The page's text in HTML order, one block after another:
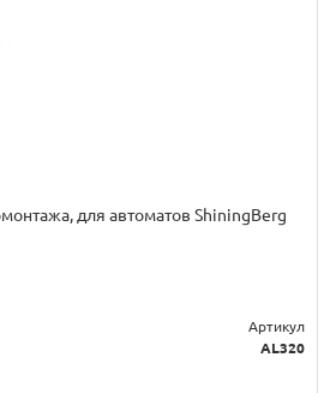
для автоматов ShiningBerg
Артикул
AL320